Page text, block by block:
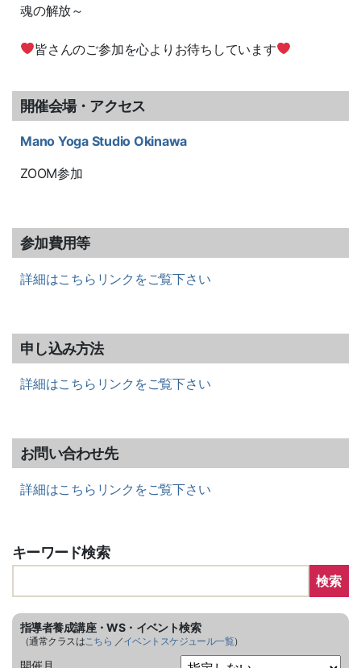
魂の解放～
皆さんのご参加を心よりお待ちしています
開催会場・アクセス
Mano Yoga Studio Okinawa
ZOOM参加
参加費用等
詳細はこちらリンクをご覧下さい
申し込み方法
詳細はこちらリンクをご覧下さい
お問い合わせ先
詳細はこちらリンクをご覧下さい
キーワード検索
検索
指導者養成講座・WS・イベント検索
（通常クラスはこちら ／イベントスケジュール一覧）